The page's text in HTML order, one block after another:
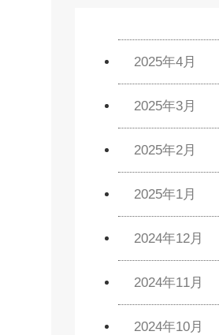
2025年4月
2025年3月
2025年2月
2025年1月
2024年12月
2024年11月
2024年10月